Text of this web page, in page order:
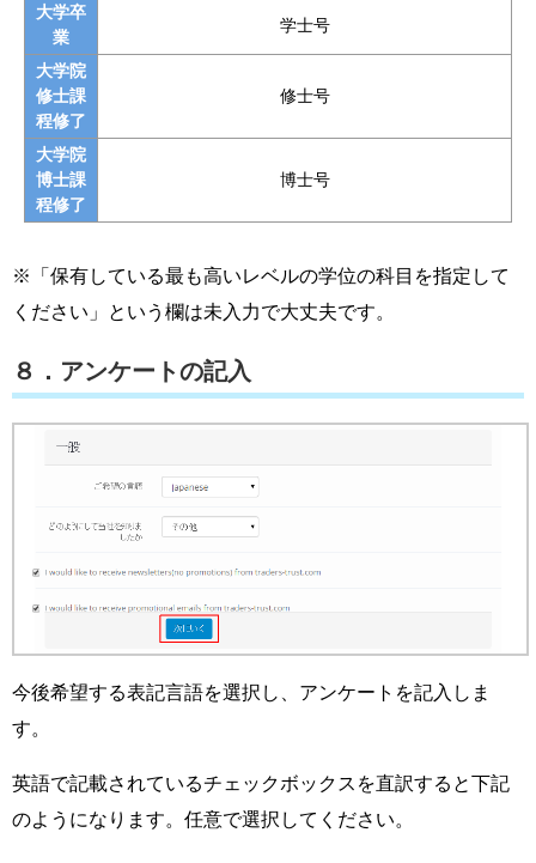
大学卒
業
学士号
大学院
修士課
程修了
修士号
大学院
博士課
程修了
博士号
※「保有している最も高いレベルの学位の科目を指定して
ください」という欄は未入力で大丈夫です。
８．アンケートの記入
今後希望する表記言語を選択し、アンケートを記入しま
す。
英語で記載されているチェックボックスを直訳すると下記
のようになります。任意で選択してください。